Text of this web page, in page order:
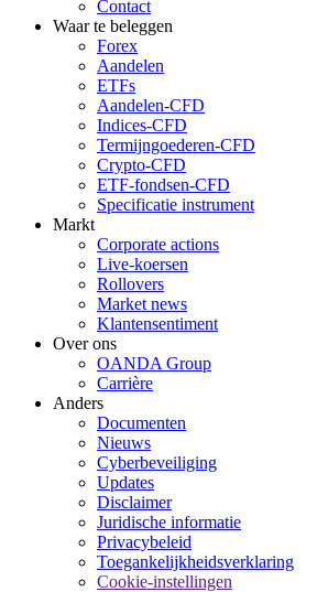
Contact
Waar te beleggen
Forex
Aandelen
ETFs
Aandelen-CFD
Indices-CFD
Termijngoederen-CFD
Crypto-CFD
ETF-fondsen-CFD
Specificatie instrument
Markt
Corporate actions
Live-koersen
Rollovers
Market news
Klantensentiment
Over ons
OANDA Group
Carrière
Anders
Documenten
Nieuws
Cyberbeveiliging
Updates
Disclaimer
Juridische informatie
Privacybeleid
Toegankelijkheidsverklaring
Cookie-instellingen